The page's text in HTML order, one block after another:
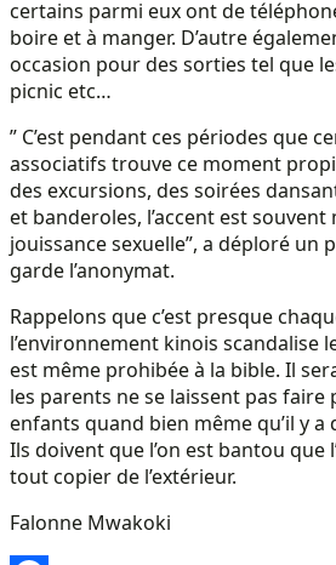
certains parmi eux ont de
boire et à manger. D’autre
occasion pour des sorties tel que
picnic etc…
” C’est pendant ces périodes que
associatifs trouve ce moment
des excursions, des soirées
et banderoles, l’accent est souvent
jouissance sexuelle”, a déploré un
garde l’anonymat.
Rappelons que c’est presque
l’environnement kinois scandalise
est même prohibée à la bible. Il
les parents ne se laissent pas faire
enfants quand bien même qu’il y a
Ils doivent que l’on est bantou que
tout copier de l’extérieur.
Falonne Mwakoki